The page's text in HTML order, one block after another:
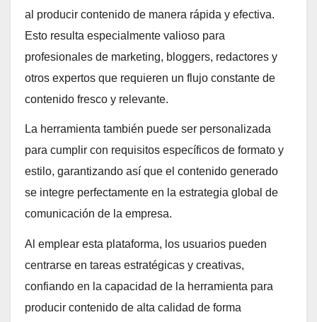
al producir contenido de manera rápida y efectiva.
Esto resulta especialmente valioso para
profesionales de marketing, bloggers, redactores y
otros expertos que requieren un flujo constante de
contenido fresco y relevante.
La herramienta también puede ser personalizada
para cumplir con requisitos específicos de formato y
estilo, garantizando así que el contenido generado
se integre perfectamente en la estrategia global de
comunicación de la empresa.
Al emplear esta plataforma, los usuarios pueden
centrarse en tareas estratégicas y creativas,
confiando en la capacidad de la herramienta para
producir contenido de alta calidad de forma